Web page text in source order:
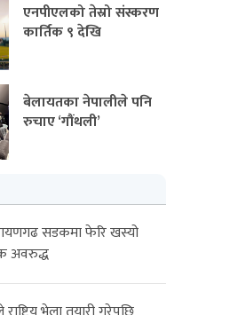
एनपीएलको तेस्रो संस्करण
कार्तिक ९ देखि
बेलायतका नेपालीले पनि
रुचाए ‘गौंथली’
सडकमा फेरि खस्यो
अवरुद्ध